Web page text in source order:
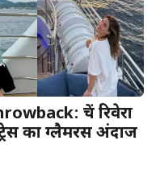
फ्रेंच रिवेरा
का ग्लैमरस अंदाज